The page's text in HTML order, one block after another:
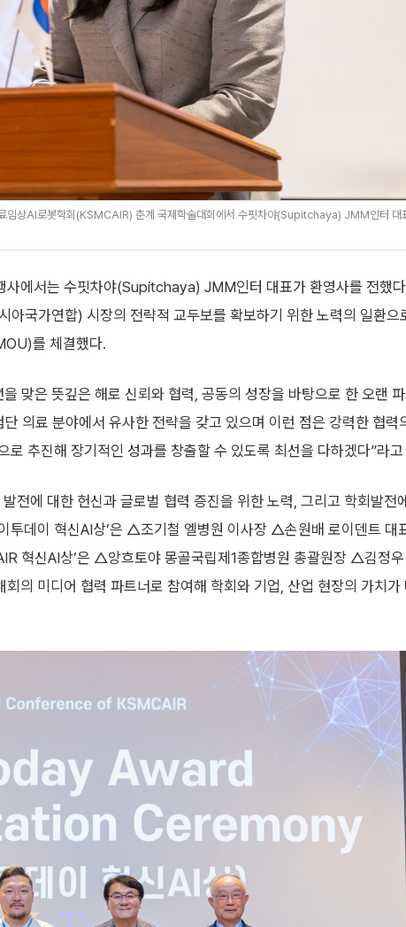
임상AI로봇학회(KSMCAIR) 춘계 국제학술대회에서 수핏차야(Supitchaya) JMM인터 대
사에서는 수핏차야(Supitchaya) JMM인터 대표가 환영사를 전했
국가연합) 시장의 전략적 교두보를 확보하기 위한 노력의 일환으
를 체결했다.
맞은 뜻깊은 해로 신뢰와 협력, 공동의 성장을 바탕으로 한 오랜
의료 분야에서 유사한 전략을 갖고 있으며 이런 점은 강력한 협력
로 추진해 장기적인 성과를 창출할 수 있도록 최선을 다하겠다”라
전에 대한 헌신과 글로벌 협력 증진을 위한 노력, 그리고 학회발전
투데이 혁신AI상’은 △조기철 엘병원 이사장 △손원배 로이덴트
혁신AI상’은 △앙흐토야 몽골국립제1종합병원 총괄원장 △김정
의 미디어 협력 파트너로 참여해 학회와 기업, 산업 현장의 가치가